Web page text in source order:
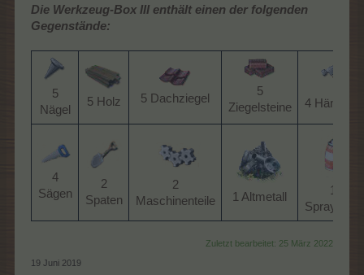
Die Werkzeug-Box III enthält einen der folgenden
Gegenstände:
5
Nägel​
5 Holz​ 5 Dachziegel​
5
Ziegelsteine​
4 Hämmer​
4
Sägen​
2
Spaten​
2
Maschinenteile​
1 Altmetall​
1
Spraydose​
Zuletzt bearbeitet: 25 März 2022
19 Juni 2019